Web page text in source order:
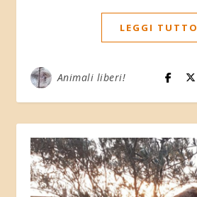
LEGGI TUTTO
Animali liberi!